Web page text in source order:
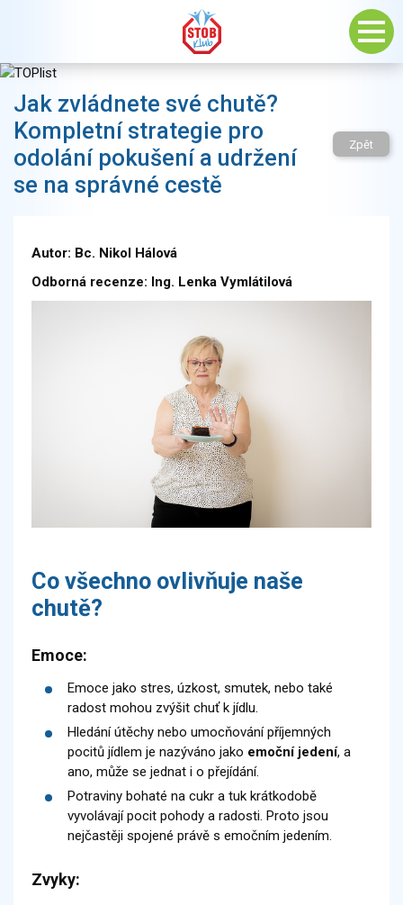
Jak zvládnete své chutě?
Kompletní strategie pro
odolání pokušení a udržení
se na správné cestě
Zpět
Autor: Bc. Nikol Hálová
Odborná recenze: Ing. Lenka Vymlátilová
Co všechno ovlivňuje naše
chutě?
Emoce:
Emoce jako stres, úzkost, smutek, nebo také
radost mohou zvýšit chuť k jídlu.
Hledání útěchy nebo umocňování příjemných
pocitů jídlem je nazýváno jako emoční jedení, a
ano, může se jednat i o přejídání.
Potraviny bohaté na cukr a tuk krátkodobě
vyvolávají pocit pohody a radosti. Proto jsou
nejčastěji spojené právě s emočním jedením.
Zvyky: